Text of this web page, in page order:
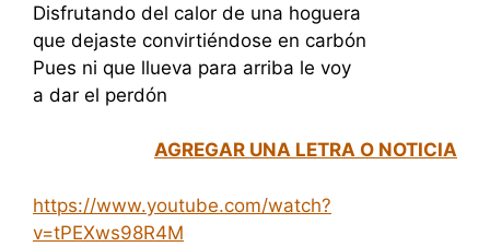
Disfrutando del calor de una hoguera
que dejaste convirtiéndose en carbón
Pues ni que llueva para arriba le voy
a dar el perdón
AGREGAR UNA LETRA O NOTICIA
https://www.youtube.com/watch?
v=tPEXws98R4M